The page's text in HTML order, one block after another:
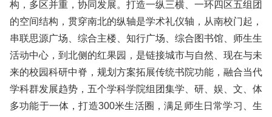
构，多区并重，协同发展。打造一纵三横、一环四区五组团
的空间结构，贯穿南北的纵轴是学术礼仪轴，从南校门起，
串联思源广场、综合主楼、知行广场、综合图书馆、师生生
活动中心，到北侧的红果园，是链接城市与自然、现在与未
来的校园科研中脊，规划方案拓展传统书院功能，融合当代
学科群发展趋势，五个学科学院组团集学、研、娱、文、体
多功能于一体，打造300米生活圈，满足师生日常学习、生